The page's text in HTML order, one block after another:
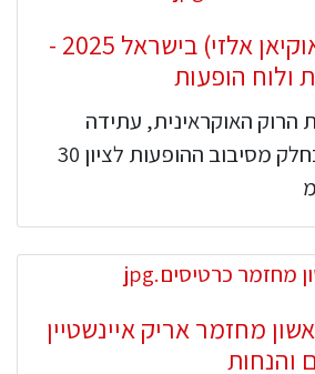
Okean Elzy (אוקיאן אלזי) בישראל 2025 -
ולוח הופעות
הרוק האוקראינית, עתידה
להופיע בישראל כחלק מסיבוב ההופעות לציון 30
מחזמר אריק איינשטיין